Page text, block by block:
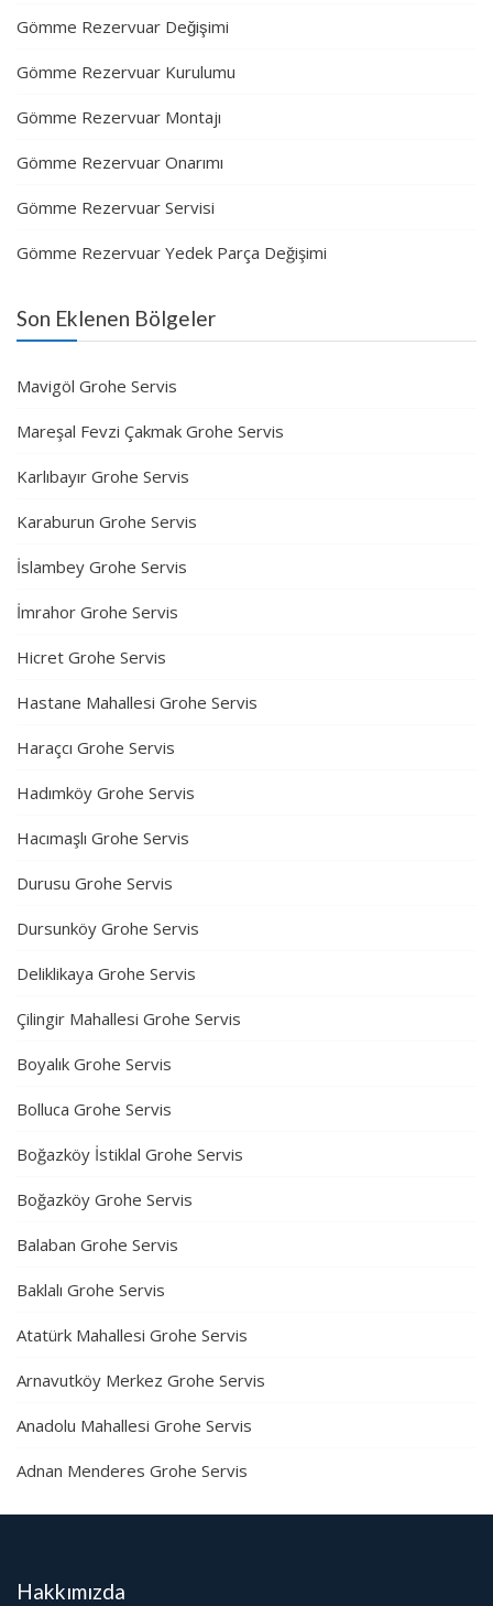
Gömme Rezervuar Değişimi
Gömme Rezervuar Kurulumu
Gömme Rezervuar Montajı
Gömme Rezervuar Onarımı
Gömme Rezervuar Servisi
Gömme Rezervuar Yedek Parça Değişimi
Son Eklenen Bölgeler
Mavigöl Grohe Servis
Mareşal Fevzi Çakmak Grohe Servis
Karlıbayır Grohe Servis
Karaburun Grohe Servis
İslambey Grohe Servis
İmrahor Grohe Servis
Hicret Grohe Servis
Hastane Mahallesi Grohe Servis
Haraçcı Grohe Servis
Hadımköy Grohe Servis
Hacımaşlı Grohe Servis
Durusu Grohe Servis
Dursunköy Grohe Servis
Deliklikaya Grohe Servis
Çilingir Mahallesi Grohe Servis
Boyalık Grohe Servis
Bolluca Grohe Servis
Boğazköy İstiklal Grohe Servis
Boğazköy Grohe Servis
Balaban Grohe Servis
Baklalı Grohe Servis
Atatürk Mahallesi Grohe Servis
Arnavutköy Merkez Grohe Servis
Anadolu Mahallesi Grohe Servis
Adnan Menderes Grohe Servis
Hakkımızda